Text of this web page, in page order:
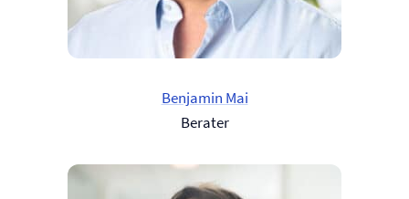
Benjamin Mai
Berater